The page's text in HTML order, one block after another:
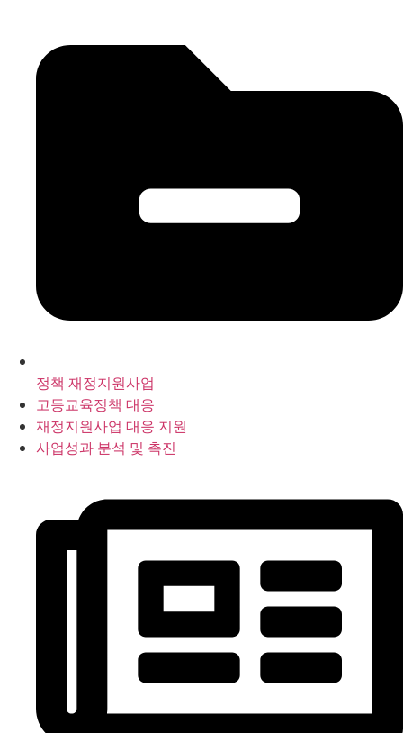
정책 재정지원사업
고등교육정책 대응
재정지원사업 대응 지원
사업성과 분석 및 촉진